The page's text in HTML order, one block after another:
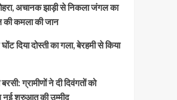
अचानक झाड़ी से निकला जंगल का
की कमला की जान
दिया दोस्ती का गला, बेरहमी से किया
ग्रामीणों ने दी दिवंगतों को
नई शुरुआत की उम्मीद